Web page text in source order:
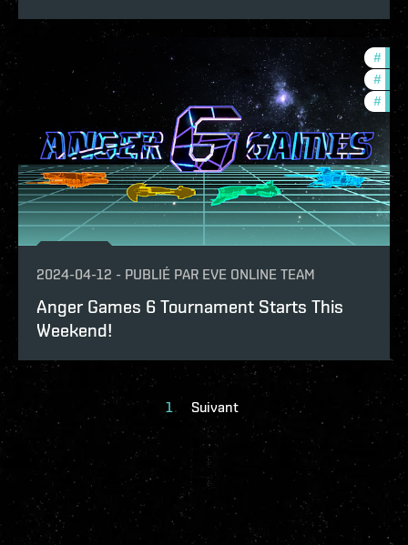
#
#
#
2024-04-12 - PUBLIÉ PAR EVE ONLINE TEAM
Anger Games 6 Tournament Starts This
Weekend!
1 Suivant